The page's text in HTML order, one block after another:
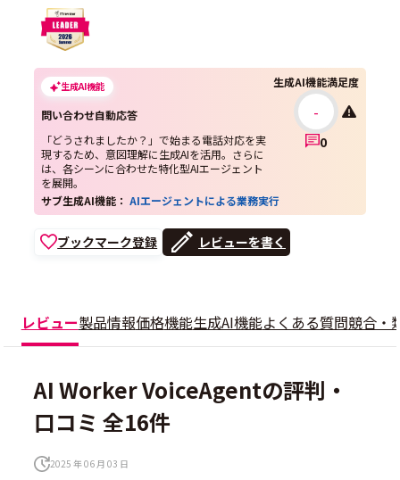
生成AI機能
問い合わせ自動応答
「どうされましたか？」で始まる電話対応を実
現するため、意図理解に生成AIを活用。さらに
は、各シーンに合わせた特化型AIエージェント
を展開。
生成AI機能満足度
-
0
サブ生成AI機能：AIエージェントによる業務実行
ブックマーク登録 レビューを書く
レビュー製品情報価格機能生成AI機能よくある質問競合・
AI Worker VoiceAgentの評判・
口コミ 全16件
2025 年 06 月 03 日